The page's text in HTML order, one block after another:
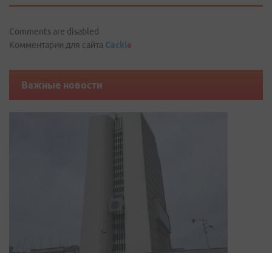
Comments are disabled
Комментарии для сайта Cackle
Важные новости